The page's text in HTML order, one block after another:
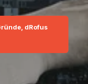
dRofus